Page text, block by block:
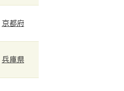
京都府
兵庫県